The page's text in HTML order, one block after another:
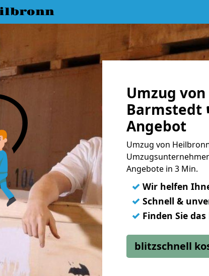
Umzug
Barmstedt
Angebot
Umzug von
Angebote in 3 Min.
✓ Wir helfen
✓ Schnell &
✓ Finden Sie
blitzschnell